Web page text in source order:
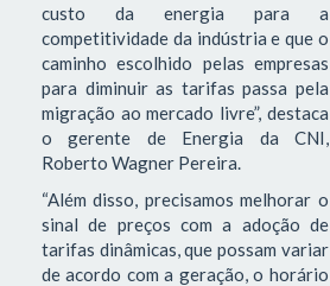
custo da energia para a
competitividade da indústria e que o
caminho escolhido pelas empresas
para diminuir as tarifas passa pela
migração ao mercado livre”, destaca
o gerente de Energia da CNI,
Roberto Wagner Pereira.
“Além disso, precisamos melhorar o
sinal de preços com a adoção de
tarifas dinâmicas, que possam variar
de acordo com a geração, o horário